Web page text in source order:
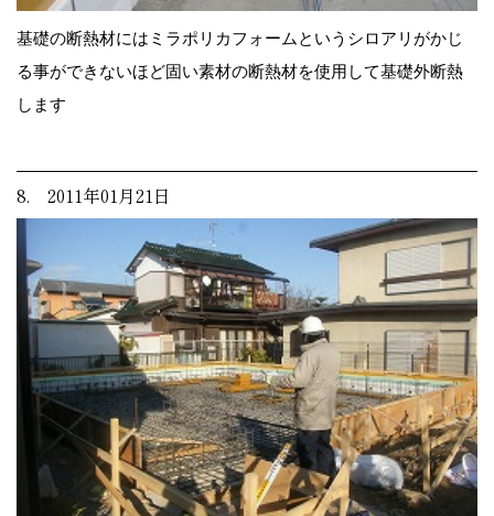
基礎の断熱材にはミラポリカフォームというシロアリがかじ
る事ができないほど固い素材の断熱材を使用して基礎外断熱
します
8. 2011年01月21日